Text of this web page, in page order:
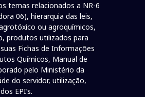
temas relacionados a NR-6
06), hierarquia das leis,
ou agroquímicos,
produtos utilizados para
Fichas de Informações
Químicos, Manual de
pelo Ministério da
do servidor, utilização,
EPI’s.